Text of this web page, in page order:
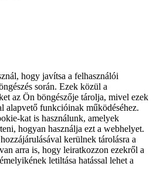
hogy javítsa a felhasználói
során. Ezek közül a
az Ön böngészője tárolja, mivel ezek
alapvető funkcióinak működéséhez.
kat is használunk, amelyek
hogyan használja ezt a webhelyet.
kerülnek tárolásra a
arra is, hogy leiratkozzon ezekről a
letiltása hatással lehet a